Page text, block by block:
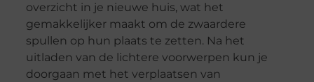
overzicht in je nieuwe huis, wat het
gemakkelijker maakt om de zwaardere
spullen op hun plaats te zetten. Na het
uitladen van de lichtere voorwerpen kun je
doorgaan met het verplaatsen van